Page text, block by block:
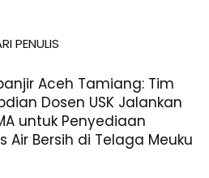
PENULIS
Aceh Tamiang: Tim
Dosen USK Jalankan
untuk Penyediaan
Air Bersih di Telaga Meuku